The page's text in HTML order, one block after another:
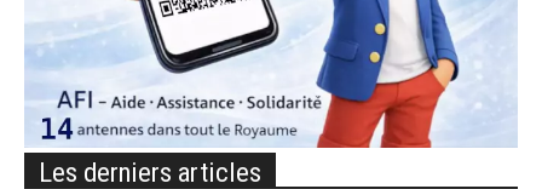
Les derniers articles